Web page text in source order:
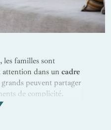
familles sont
attention dans un cadre
peuvent partager
de complicité.
d’aventures, de